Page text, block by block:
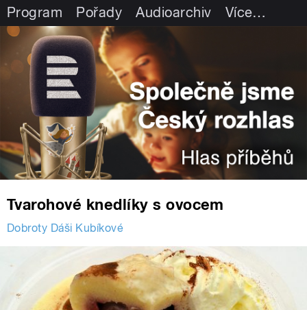
Program Pořady Audioarchiv Více…
Tvarohové knedlíky s ovocem
Dobroty Dáši Kubíkové